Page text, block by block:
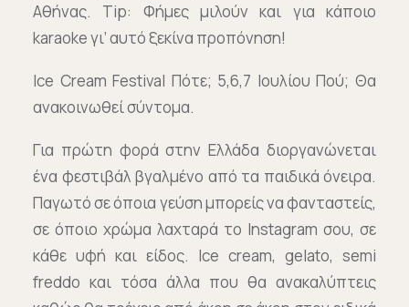
Αθήνας. Tip: Φήμες μιλούν και για κάποιο
karaoke γι’ αυτό ξεκίνα προπόνηση!
Ice Cream Festival Πότε; 5,6,7 Ιουλίου Πού; Θα
ανακοινωθεί σύντομα.
Για πρώτη φορά στην Ελλάδα διοργανώνεται
ένα φεστιβάλ βγαλμένο από τα παιδικά όνειρα.
Παγωτό σε όποια γεύση μπορείς να φανταστείς,
σε όποιο χρώμα λαχταρά το Instagram σου, σε
κάθε υφή και είδος. Ice cream, gelato, semi
freddo και τόσα άλλα που θα ανακαλύπτεις